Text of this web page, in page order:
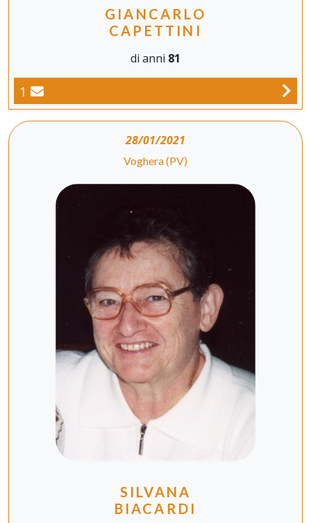
GIANCARLO
CAPETTINI
di anni 81
1
28/01/2021
Voghera (PV)
SILVANA
BIACARDI